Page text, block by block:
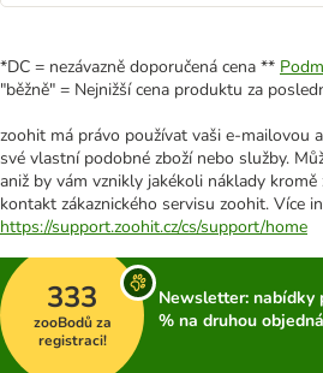
*DC = nezávazně doporučená cena **
"běžně" = Nejnižší cena produktu za
zoohit má právo používat vaši e-mailovou
své vlastní podobné zboží nebo služby.
aniž by vám vznikly jakékoli náklady kromě
kontakt zákaznického servisu zoohit. Více
https://support.zoohit.cz/cs/support/home
333
zooBodů za
registraci!
Newsletter: nabídky
% na druhou